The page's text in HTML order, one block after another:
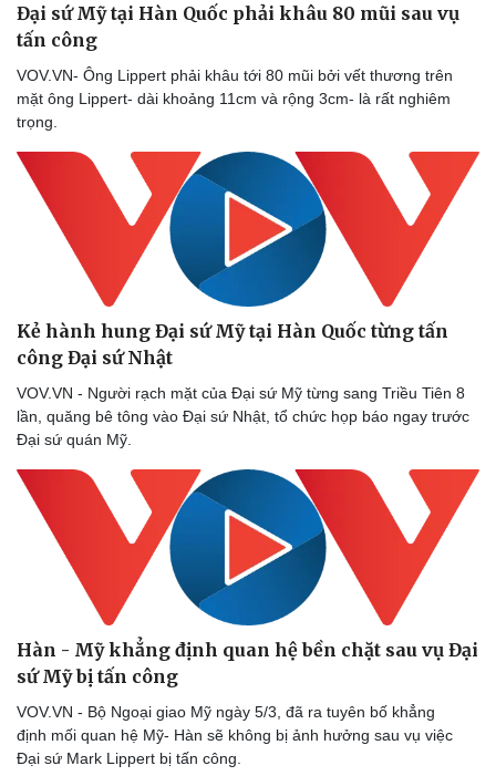
Sức khỏe
Dinh dưỡng - món ngon
Cây thuốc
Sản phụ khoa
Nam khoa
Làm đẹp - giảm cân
Phòng mạch online
Ăn sạch sống khỏe
Đời sống
Blog
Đại sứ Mỹ tại Hàn Quốc phải khâu 80 mũi sau vụ
tấn công
VOV.VN- Ông Lippert phải khâu tới 80 mũi bởi vết thương trên
mặt ông Lippert- dài khoảng 11cm và rộng 3cm- là rất nghiêm
trọng.
Kẻ hành hung Đại sứ Mỹ tại Hàn Quốc từng tấn
công Đại sứ Nhật
VOV.VN - Người rạch mặt của Đại sứ Mỹ từng sang Triều Tiên 8
lần, quăng bê tông vào Đại sứ Nhật, tổ chức họp báo ngay trước
Đại sứ quán Mỹ.
Hàn - Mỹ khẳng định quan hệ bền chặt sau vụ Đại
sứ Mỹ bị tấn công
VOV.VN - Bộ Ngoại giao Mỹ ngày 5/3, đã ra tuyên bố khẳng
định mối quan hệ Mỹ- Hàn sẽ không bị ảnh hưởng sau vụ việc
Đại sứ Mark Lippert bị tấn công.